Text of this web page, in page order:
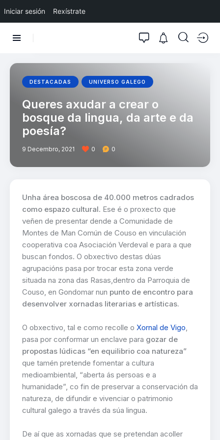
Iniciar sesión Rexístrate
DESTACADAS UNIVERSO GALEGO
Queres axudar a crear o
bosque da lingua, da arte e da
poesía?
9 Decembro, 2021 0 0
Unha área boscosa de 40.000 metros cadrados
como espazo cultural. Ese é o proxecto que
veñen de presentar dende a Comunidade de
Montes de Man Común de Couso en vinculación
cooperativa coa Asociación Verdeval e para a que
buscan fondos. O obxectivo destas dúas
agrupacións pasa por trocar esta zona verde
situada na zona das Rasas,dentro da Parroquia de
Couso, en Gondomar nun punto de encontro para
desenvolver xornadas literarias e artísticas.
O obxectivo, tal e como recolle o Xornal de Vigo
pasa por conformar un enclave para gozar de
propostas lúdicas “en equilibrio coa natureza”
que tamén pretende fomentar a cultura
medioambiental, “aberta ás persoas e a
humanidade”, co fin de preservar a conservación da
natureza, de difundir e vivenciar o patrimonio
cultural galego a través da súa lingua.
De aí que as xornadas que se pretendan acoller